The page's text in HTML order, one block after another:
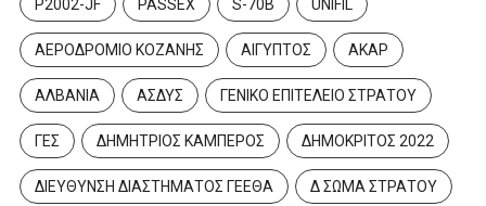
P2002-JF PASSEX S-70B UNIFIL
ΑΕΡΟΔΡΟΜΙΟ ΚΟΖΑΝΗΣ ΑΙΓΥΠΤΟΣ ΑΚΑΡ
ΑΛΒΑΝΙΑ ΑΣΔΥΣ ΓΕΝΙΚΟ ΕΠΙΤΕΛΕΙΟ ΣΤΡΑΤΟΥ
ΓΕΣ ΔΗΜΗΤΡΙΟΣ ΚΑΜΠΕΡΟΣ ΔΗΜΟΚΡΙΤΟΣ 2022
ΔΙΕΥΘΥΝΣΗ ΔΙΑΣΤΗΜΑΤΟΣ ΓΕΕΘΑ Δ ΣΩΜΑ ΣΤΡΑΤΟΥ